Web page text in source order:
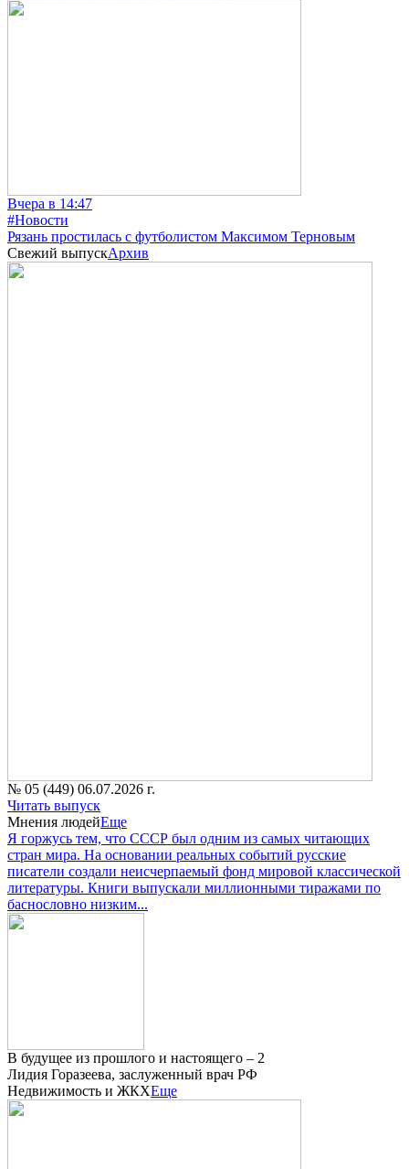
Вчера в 14:47
#Новости
Рязань простилась с футболистом Максимом Терновым
Свежий выпускАрхив
№ 05 (449) 06.07.2026 г.
Читать выпуск
Мнения людейЕще
Я горжусь тем, что СССР был одним из самых читающих
стран мира. На основании реальных событий русские
писатели создали неисчерпаемый фонд мировой классической
литературы. Книги выпускали миллионными тиражами по
баснословно низким...
В будущее из прошлого и настоящего – 2
Лидия Горазеева, заслуженный врач РФ
Недвижимость и ЖКХЕще